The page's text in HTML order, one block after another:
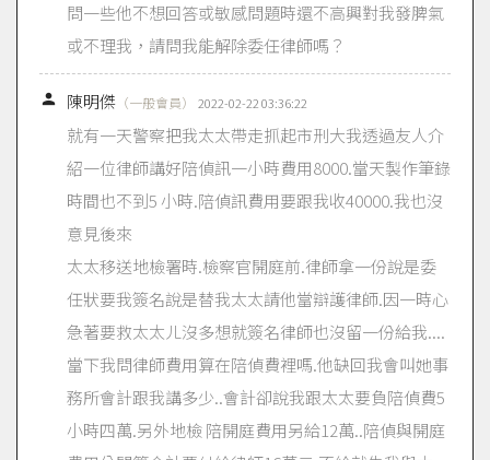
問一些他不想回答或敏感問題時還不高興對我發脾氣
或不理我，請問我能解除委任律師嗎？
 陳明傑 （一般會員） 2022-02-22 03:36:22
就有一天警察把我太太帶走抓起市刑大我透過友人介
紹一位律師講好陪偵訊一小時費用8000.當天製作筆錄
時間也不到5 小時.陪偵訊費用要跟我收40000.我也沒
意見後來
太太移送地檢署時.檢察官開庭前.律師拿一份說是委
任狀要我簽名說是替我太太請他當辯護律師.因一時心
急著要救太太ㄦ沒多想就簽名律師也沒留一份給我....
當下我問律師費用算在陪偵費裡嗎.他缺回我會叫她事
務所會計跟我講多少..會計卻說我跟太太要負陪偵費5
小時四萬.另外地檢 陪開庭費用另給12萬..陪偵與開庭